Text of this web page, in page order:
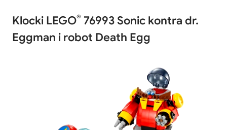
Klocki LEGO® 76993 Sonic kontra dr.
Eggman i robot Death Egg